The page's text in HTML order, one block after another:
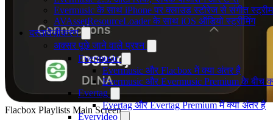
Evermusic के साथ iPhone पर क्लाउड स्टोरेज से संगीत
AVAssetResourceLoader के साथ iOS ऑडियो स्ट्रीमिंग
दस्तावेज़ीकरण
अक्सर पूछे जाने वाले प्रश्न
Evermusic
Evermusic और Flacbox में क्या अंतर है
Evermusic और Evermusic Premium के बीच
Evertag
Evertag और Evertag Premium में क्या अंतर है
Evervideo
Flacbox Playlists Main Screen